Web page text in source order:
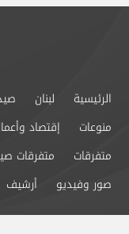
الرئيسية لبنان
منوعات
إقتصاد
متفرقات
متفرقات
صور وفيديو
أرشيف
من نحن